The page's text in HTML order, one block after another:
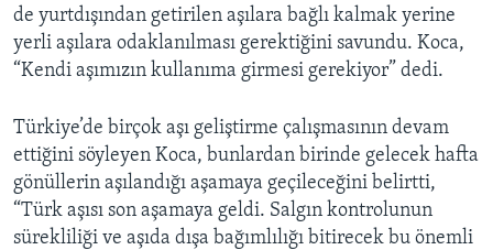
de yurtdışından getirilen aşılara bağlı kalmak yerine
yerli aşılara odaklanılması gerektiğini savundu. Koca,
“Kendi aşımızın kullanıma girmesi gerekiyor” dedi.
Türkiye’de birçok aşı geliştirme çalışmasının devam
ettiğini söyleyen Koca, bunlardan birinde gelecek hafta
gönüllerin aşılandığı aşamaya geçileceğini belirtti,
“Türk aşısı son aşamaya geldi. Salgın kontrolunun
sürekliliği ve aşıda dışa bağımlılığı bitirecek bu önemli